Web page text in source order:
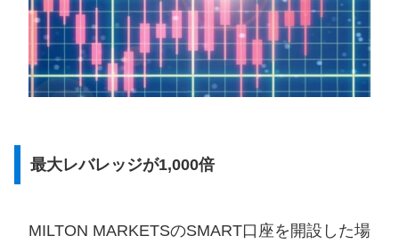
最大レバレッジが1,000倍
MILTON MARKETSのSMART口座を開設した場